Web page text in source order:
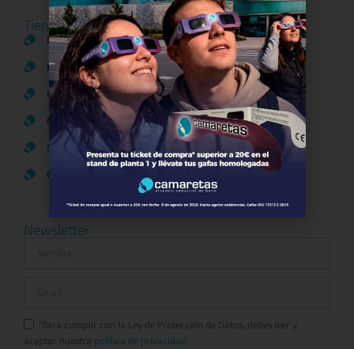
Tiendas
Moda
Hogar y Alimentación
Regalos y Complementos
Ocio y Restauración
Servicios
Otros comparativos
Newsletter
*Para cumplir con la Ley de Protección de Datos, debes leer y
aceptar nuestra política de privacidad.